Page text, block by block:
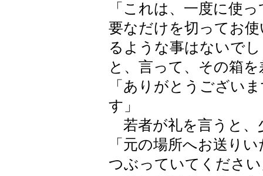
「これは、一度に使
要なだけを切ってお
るような事はないで
と、言って、その箱
「ありがとうござい
す」
若者が礼を言うと、
「元の場所へお送り
つぶっていてくださ